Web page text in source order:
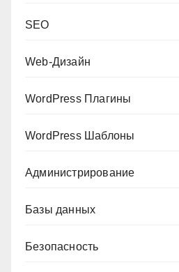
SEO
Web-Дизайн
WordPress Плагины
WordPress Шаблоны
Администрирование
Базы данных
Безопасность